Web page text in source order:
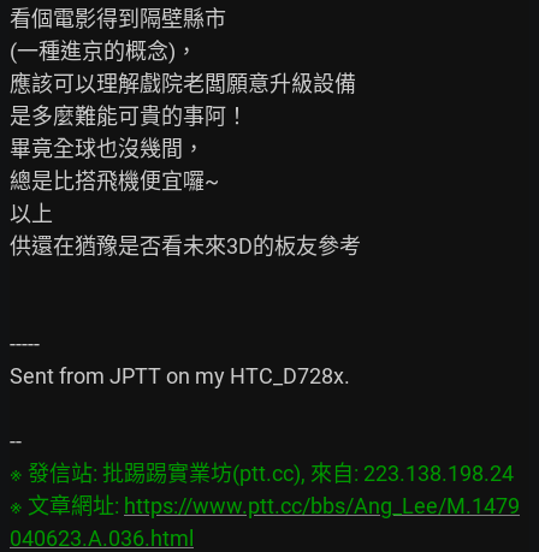
看個電影得到隔壁縣市
(一種進京的概念)，
應該可以理解戲院老闆願意升級設備
是多麼難能可貴的事阿！
畢竟全球也沒幾間，
總是比搭飛機便宜囉~
以上
供還在猶豫是否看未來3D的板友參考
-----
Sent from JPTT on my HTC_D728x.
※ 發信站: 批踢踢實業坊(ptt.cc), 來自: 223.138.198.24
※ 文章網址: https://www.ptt.cc/bbs/Ang_Lee/M.1479
040623.A.036.html